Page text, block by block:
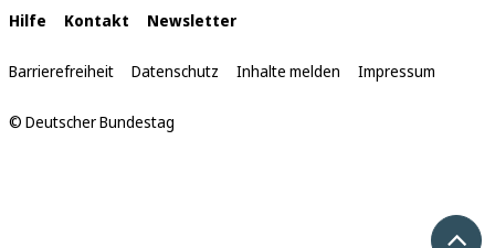
Interne
Links
Hilfe Kontakt Newsletter
Barrierefreiheit Datenschutz Inhalte melden Impressum
© Deutscher Bundestag